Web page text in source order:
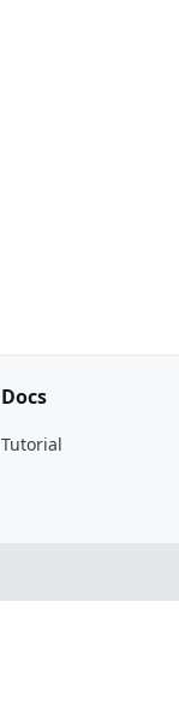
Docs
Tutorial